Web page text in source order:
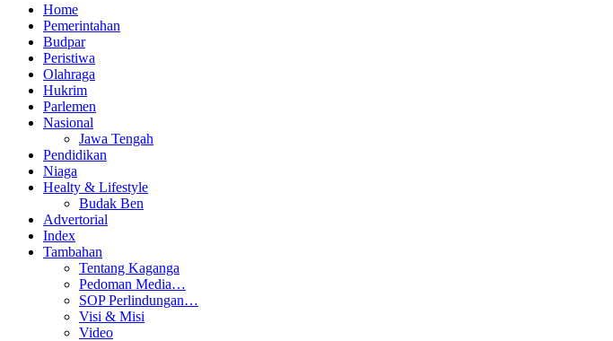
Home
Pemerintahan
Budpar
Peristiwa
Olahraga
Hukrim
Parlemen
Nasional
Jawa Tengah
Pendidikan
Niaga
Healty & Lifestyle
Budak Ben
Advertorial
Index
Tambahan
Tentang Kaganga
Pedoman Media…
SOP Perlindungan…
Visi & Misi
Video